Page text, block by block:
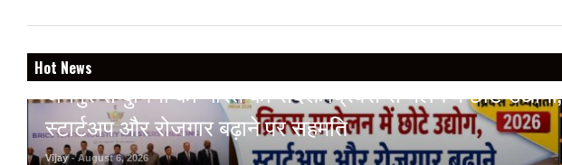
Hot News
BREAKING NEWS
जयपुर से दुनिया को भारत का संदेश: ब्रिक्स सम्मेलन में छोटे उद्योगों,
स्टार्टअप और रोजगार बढ़ाने पर सहमति
Vijay - August 6, 2026